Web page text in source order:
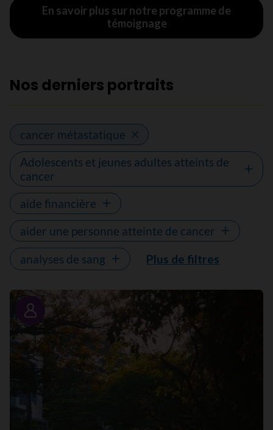
En savoir plus sur notre programme de
témoignage
Nos derniers portraits
cancer métastatique
Adolescents et jeunes adultes atteints de
cancer
aide financière
aider une personne atteinte de cancer
analyses de sang
Plus de filtres
Portrait